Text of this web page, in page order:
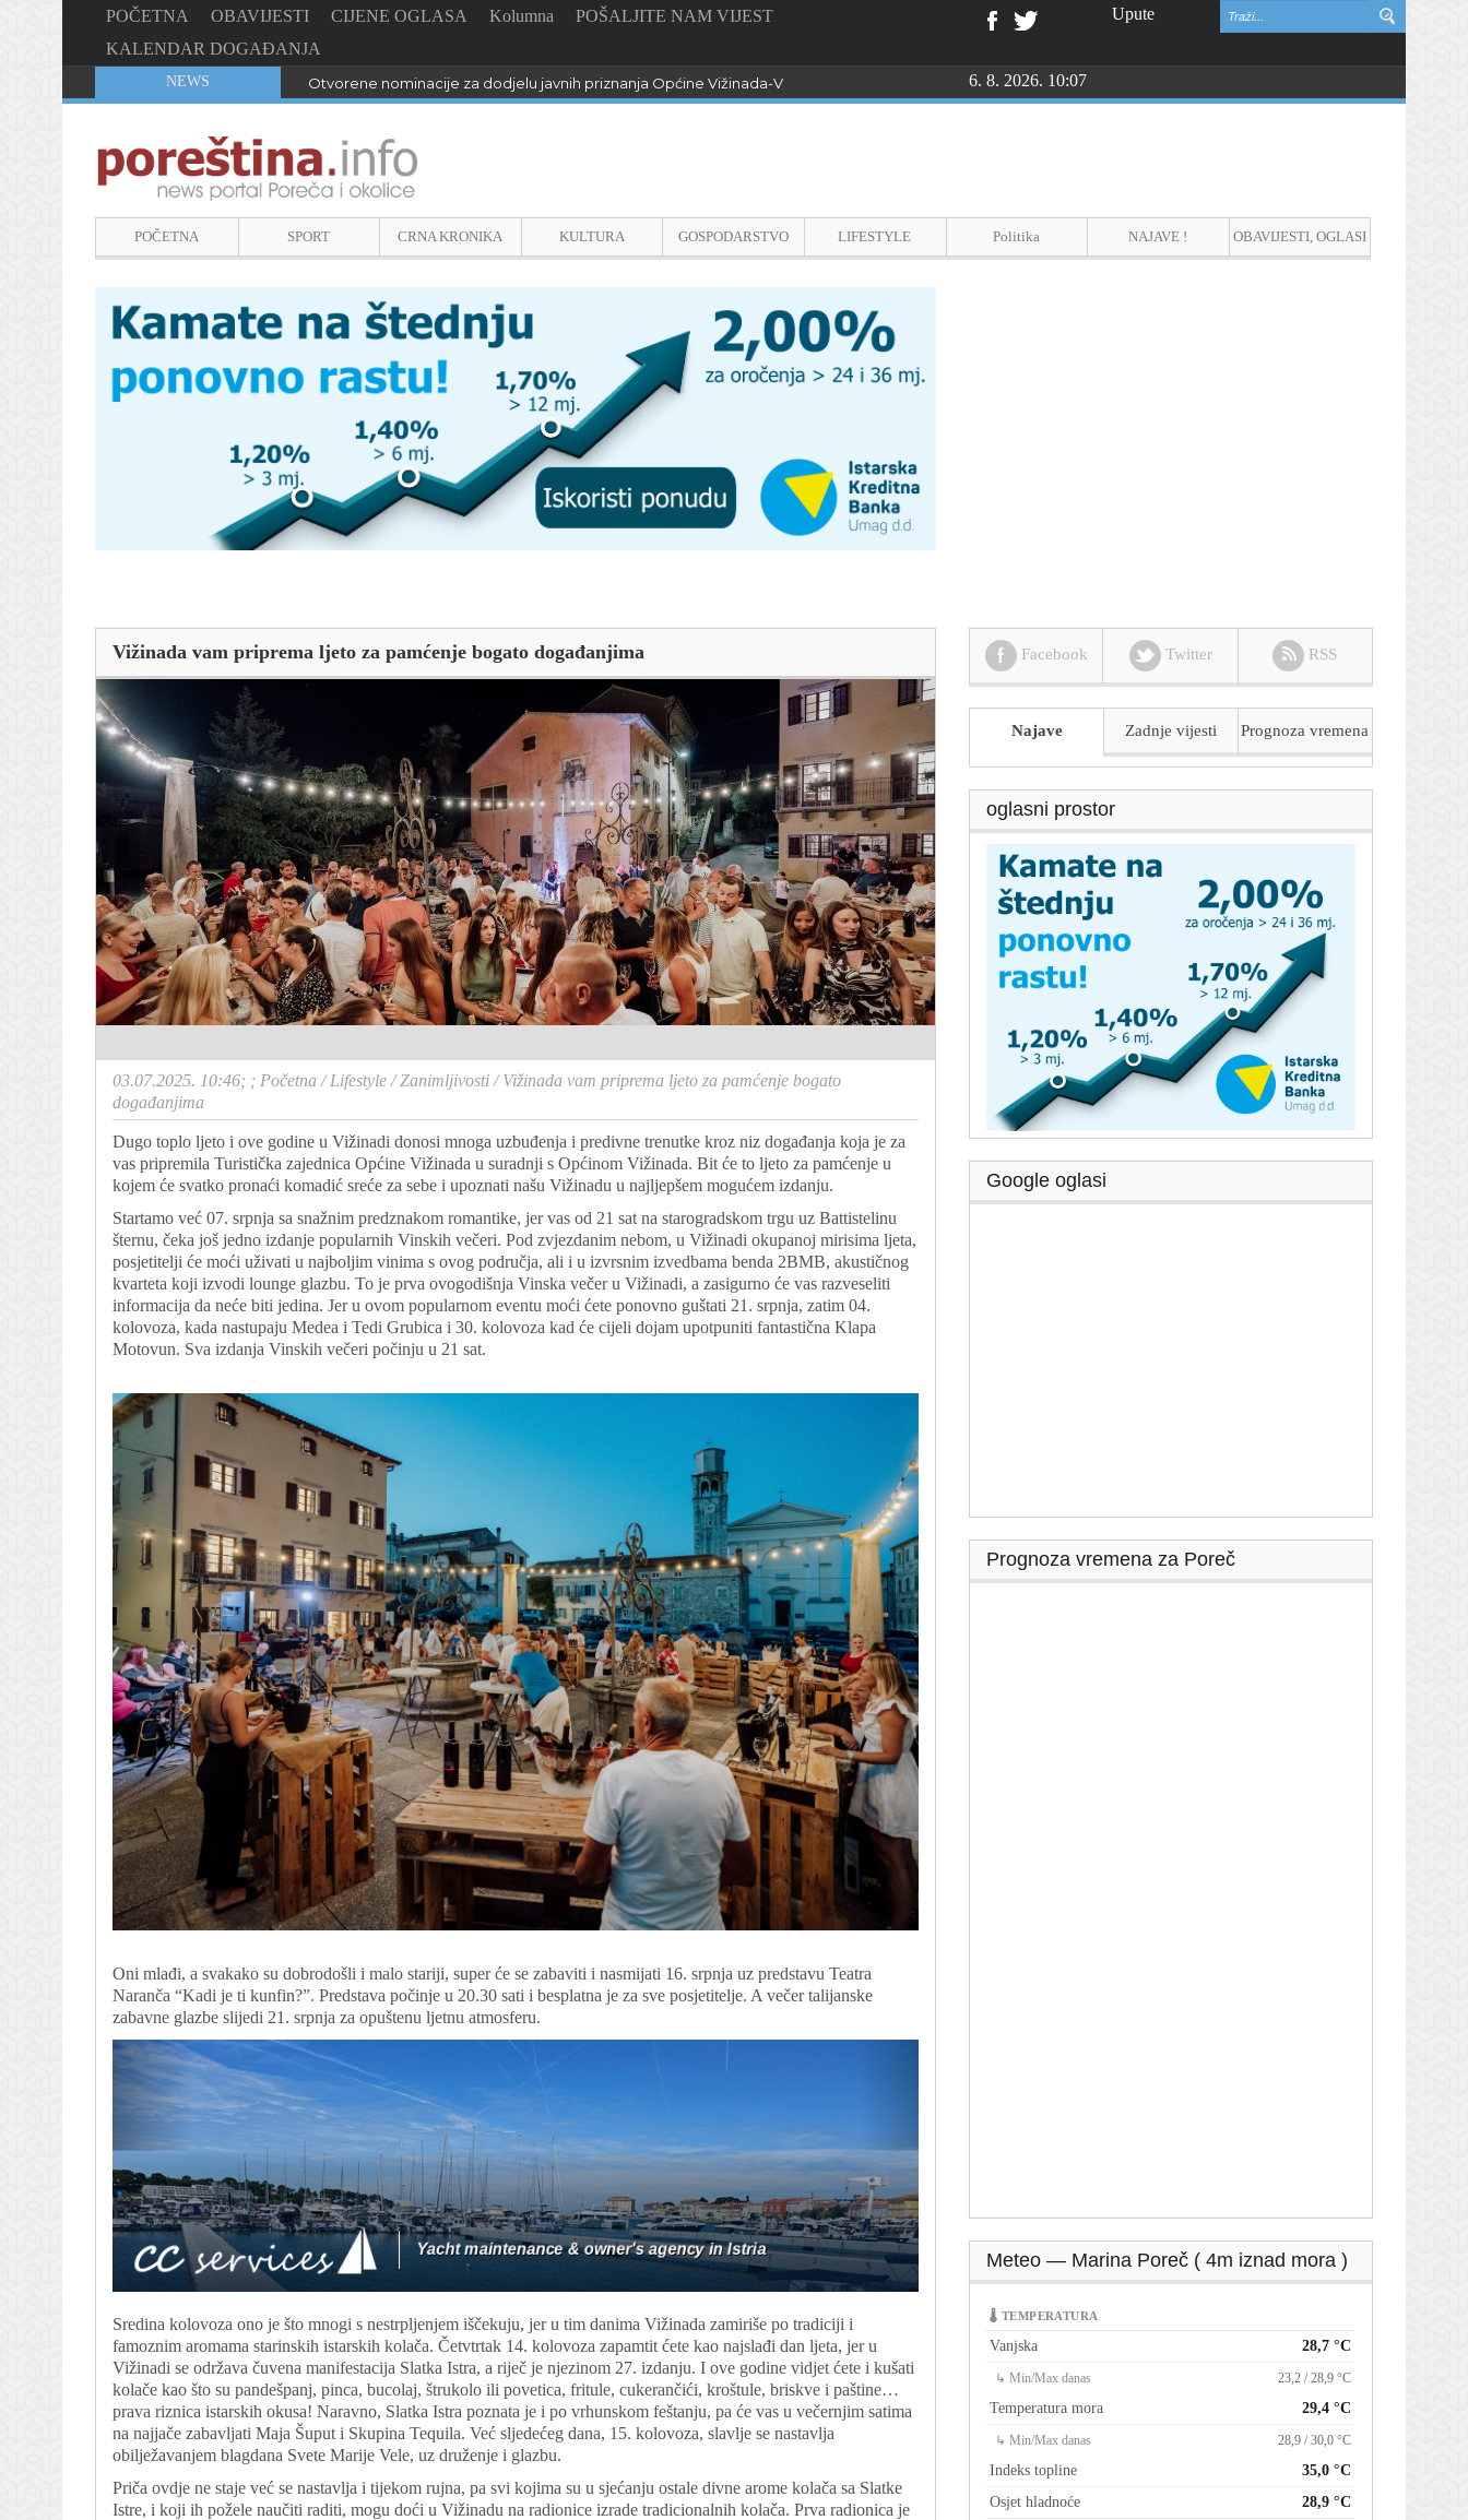
POČETNA OBAVIJESTI CIJENE OGLASA Kolumna
POŠALJITE NAM VIJEST
KALENDAR DOGAĐANJA
Upute
NEWS Otvorene nominacije za dodjelu javnih priznanja Općine Vižinada-Visinada 6. 8. 2026. 10:07
POČETNA SPORT CRNA KRONIKA KULTURA GOSPODARSTVO LIFESTYLE Politika NAJAVE ! OBAVIJESTI, OGLASI
Vižinada vam priprema ljeto za pamćenje bogato događanjima
03.07.2025. 10:46; ; Početna /Lifestyle /Zanimljivosti /Vižinada vam priprema ljeto za pamćenje bogato
događanjima
Dugo toplo ljeto i ove godine u Vižinadi donosi mnoga uzbuđenja i predivne trenutke kroz niz događanja koja je za
vas pripremila Turistička zajednica Općine Vižinada u suradnji s Općinom Vižinada. Bit će to ljeto za pamćenje u
kojem će svatko pronaći komadić sreće za sebe i upoznati našu Vižinadu u najljepšem mogućem izdanju.
Startamo već 07. srpnja sa snažnim predznakom romantike, jer vas od 21 sat na starogradskom trgu uz Battistelinu
šternu, čeka još jedno izdanje popularnih Vinskih večeri. Pod zvjezdanim nebom, u Vižinadi okupanoj mirisima ljeta,
posjetitelji će moći uživati u najboljim vinima s ovog područja, ali i u izvrsnim izvedbama benda 2BMB, akustičnog
kvarteta koji izvodi lounge glazbu. To je prva ovogodišnja Vinska večer u Vižinadi, a zasigurno će vas razveseliti
informacija da neće biti jedina. Jer u ovom popularnom eventu moći ćete ponovno guštati 21. srpnja, zatim 04.
kolovoza, kada nastupaju Medea i Tedi Grubica i 30. kolovoza kad će cijeli dojam upotpuniti fantastična Klapa
Motovun. Sva izdanja Vinskih večeri počinju u 21 sat.
Oni mlađi, a svakako su dobrodošli i malo stariji, super će se zabaviti i nasmijati 16. srpnja uz predstavu Teatra
Naranča “Kadi je ti kunfin?”. Predstava počinje u 20.30 sati i besplatna je za sve posjetitelje. A večer talijanske
zabavne glazbe slijedi 21. srpnja za opuštenu ljetnu atmosferu.
Sredina kolovoza ono je što mnogi s nestrpljenjem iščekuju, jer u tim danima Vižinada zamiriše po tradiciji i
famoznim aromama starinskih istarskih kolača. Četvtrtak 14. kolovoza zapamtit ćete kao najslađi dan ljeta, jer u
Vižinadi se održava čuvena manifestacija Slatka Istra, a riječ je njezinom 27. izdanju. I ove godine vidjet ćete i kušati
kolače kao što su pandešpanj, pinca, bucolaj, štrukolo ili povetica, fritule, cukerančići, kroštule, briskve i paštine…
prava riznica istarskih okusa! Naravno, Slatka Istra poznata je i po vrhunskom feštanju, pa će vas u večernjim satima
na najjače zabavljati Maja Šuput i Skupina Tequila. Već sljedećeg dana, 15. kolovoza, slavlje se nastavlja
obilježavanjem blagdana Svete Marije Vele, uz druženje i glazbu.
Priča ovdje ne staje već se nastavlja i tijekom rujna, pa svi kojima su u sjećanju ostale divne arome kolača sa Slatke
Istre, i koji ih požele naučiti raditi, mogu doći u Vižinadu na radionice izrade tradicionalnih kolača. Prva radionica je
Facebook Twitter RSS
Najave Zadnje vijesti Prognoza vremena
oglasni prostor
Google oglasi
Prognoza vremena za Poreč
Meteo — Marina Poreč ( 4m iznad mora )
🌡 TEMPERATURA
Vanjska 28,7 °C
↳ Min/Max danas 23,2 / 28,9 °C
Temperatura mora 29,4 °C
↳ Min/Max danas 28,9 / 30,0 °C
Indeks topline
35,0 °C
Osjet hladnoće
28,9 °C